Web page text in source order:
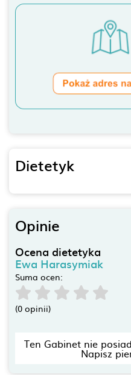
Dietetyk
Opinie
Ocena dietetyka
Ewa Harasymiak
Suma ocen:
(0 opinii)
Ten Gabinet nie
Napisz